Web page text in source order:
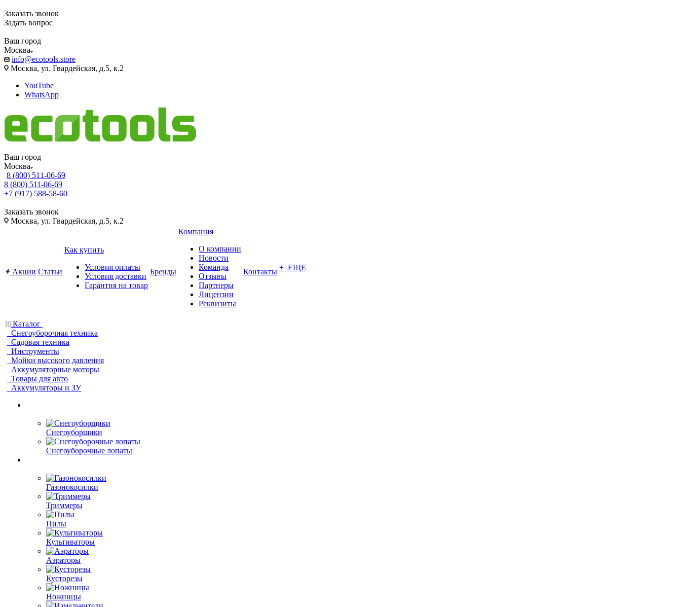
Заказать звонок
Задать вопрос
Ваш город
Москва
info@ecotools.store
Москва, ул. Гвардейская, д.5, к.2
YouTube
WhatsApp
Ваш город
Москва
8 (800) 511-06-69
8 (800) 511-06-69
+7 (917) 588-58-60
Заказать звонок
Москва, ул. Гвардейская, д.5, к.2
Акции Статьи
Как купить
Условия оплаты
Условия доставки
Гарантия на товар
Бренды
Компания
О компании
Новости
Команда
Отзывы
Партнеры
Лицензии
Реквизиты
Контакты + ЕЩЕ
Каталог
Снегоуборочная техника
Садовая техника
Инструменты
Мойки высокого давления
Аккумуляторные моторы
Товары для авто
Аккумуляторы и ЗУ
Снегоуборщики
Снегоуборочные лопаты
Газонокосилки
Триммеры
Пилы
Культиваторы
Аэраторы
Кусторезы
Ножницы